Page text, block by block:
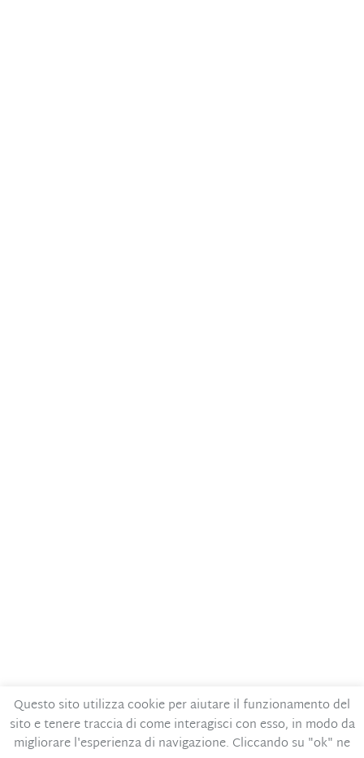
Contatti
Privacy Policy
Codice Etico
MOG – Parte generale
Questo sito utilizza cookie per aiutare il funzionamento del
sito e tenere traccia di come interagisci con esso, in modo da
migliorare l'esperienza di navigazione. Cliccando su "ok" ne